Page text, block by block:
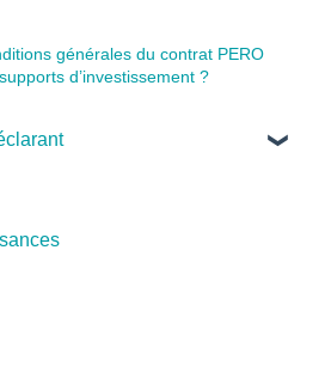
générales du contrat PERO
d’investissement ?